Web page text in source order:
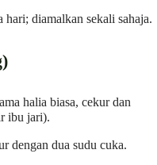
hari; diamalkan sekali sahaja.
halia biasa, cekur dan
ibu jari).
dengan dua sudu cuka.